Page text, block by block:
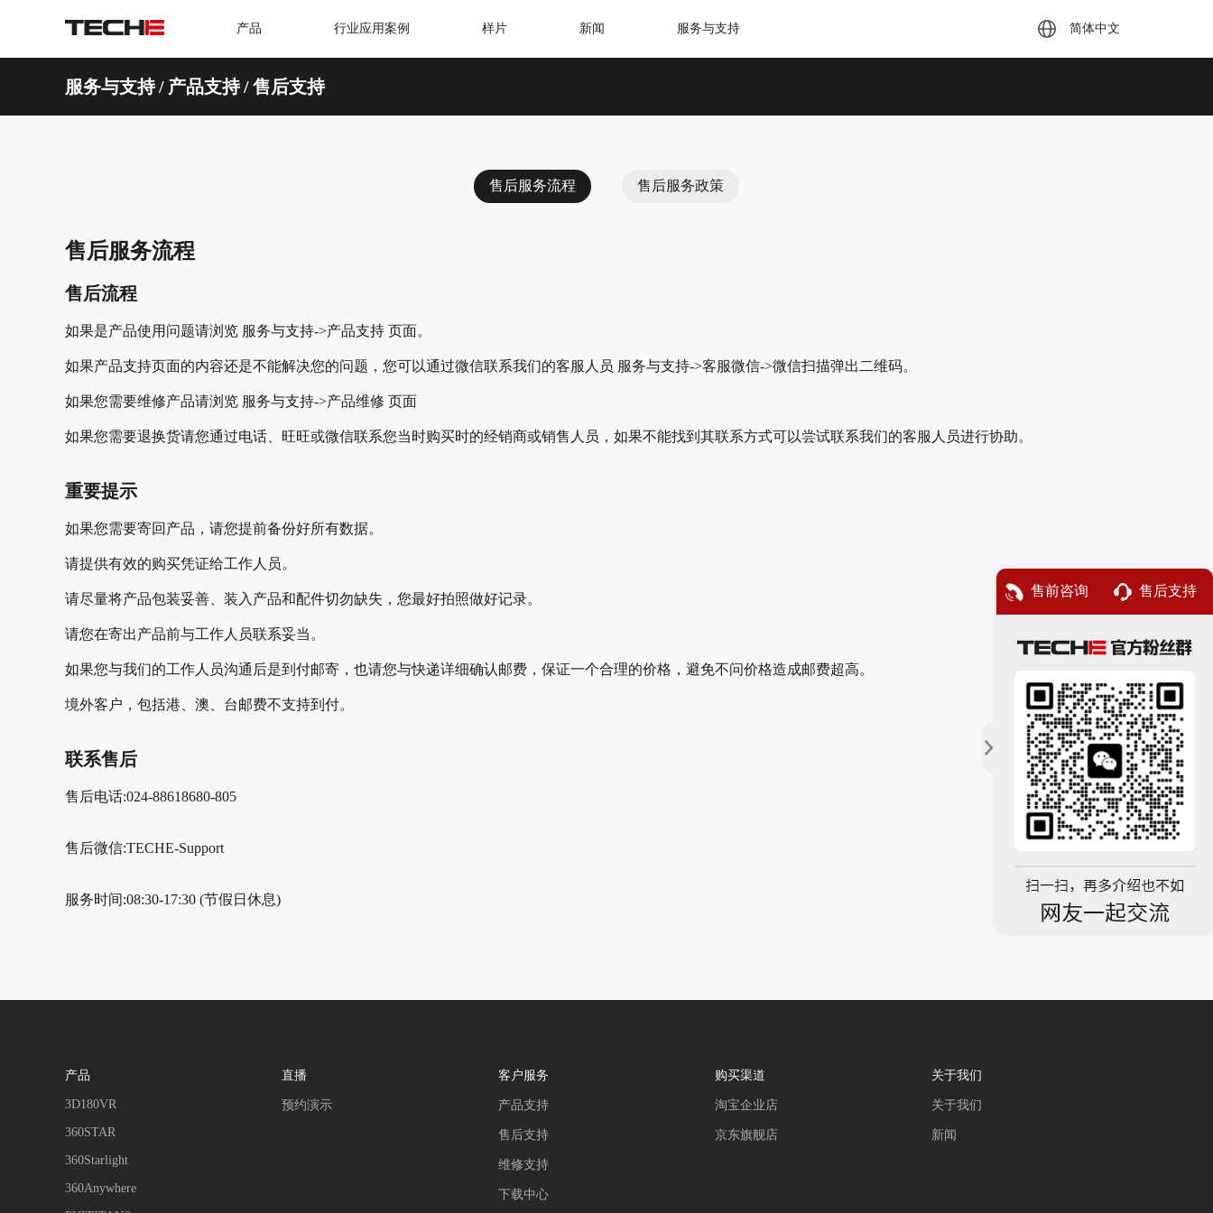
产品 行业应用案例 样片 新闻 服务与支持 简体中文
服务与支持/ 产品支持/售后支持
售后服务流程 售后服务政策
售后服务流程
售后流程
如果是产品使用问题请浏览 服务与支持->产品支持 页面。
如果产品支持页面的内容还是不能解决您的问题，您可以通过微信联系我们的客服人员 服务与支持->客服微信->微信扫描弹出二维码。
如果您需要维修产品请浏览 服务与支持->产品维修 页面
如果您需要退换货请您通过电话、旺旺或微信联系您当时购买时的经销商或销售人员，如果不能找到其联系方式可以尝试联系我们的客服人员进行协助。
重要提示
如果您需要寄回产品，请您提前备份好所有数据。
请提供有效的购买凭证给工作人员。
请尽量将产品包装妥善、装入产品和配件切勿缺失，您最好拍照做好记录。
请您在寄出产品前与工作人员联系妥当。
如果您与我们的工作人员沟通后是到付邮寄，也请您与快递详细确认邮费，保证一个合理的价格，避免不问价格造成邮费超高。
境外客户，包括港、澳、台邮费不支持到付。
联系售后
售后电话:024-88618680-805
售后微信:TECHE-Support
服务时间:08:30-17:30 (节假日休息)
产品
3D180VR
360STAR
360Starlight
360Anywhere
直播
预约演示
客户服务
产品支持
售后支持
维修支持
下载中心
购买渠道
淘宝企业店
京东旗舰店
关于我们
关于我们
新闻
售前咨询 售后支持